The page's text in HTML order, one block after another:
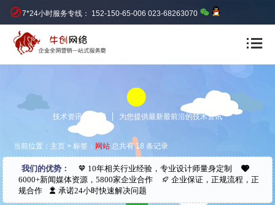
7*24小时服务专线： 152-150-65-006 023-68263070
技术资讯 NEWS 为您提供最新最前沿的技术资讯
当前位置： 主页 > 标签： 网站 总共有 18 条记录
我们的优势：
10年相关行业经验，专业设计师量身定制
6000+新闻媒体资源，5800家企业合作
企业保证，正规流程，正
规合作
承诺24小时快速解决问题